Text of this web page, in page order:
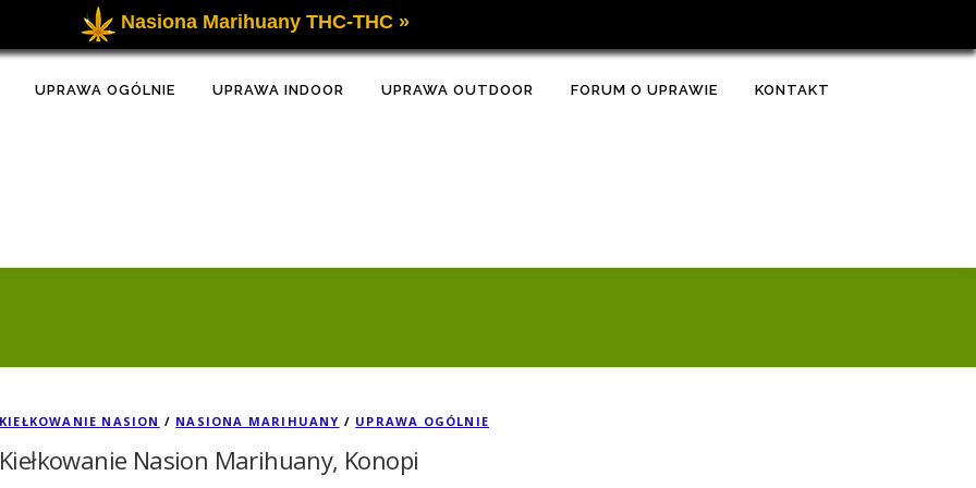
Nasiona Marihuany THC-THC »
UPRAWA OGÓLNIE UPRAWA INDOOR UPRAWA OUTDOOR FORUM O UPRAWIE KONTAKT
KIEŁKOWANIE NASION / NASIONA MARIHUANY / UPRAWA OGÓLNIE
Kiełkowanie Nasion Marihuany, Konopi